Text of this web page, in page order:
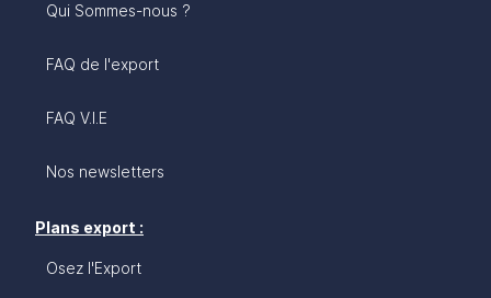
Qui Sommes-nous ?
FAQ de l'export
FAQ V.I.E
Nos newsletters
Plans export :
Osez l'Export